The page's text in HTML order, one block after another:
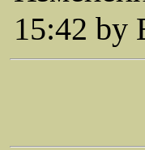
15:42 by